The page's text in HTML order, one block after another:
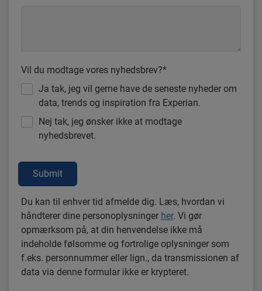
Vil du modtage vores nyhedsbrev?*
Ja tak, jeg vil gerne have de seneste nyheder om
data, trends og inspiration fra Experian.
Nej tak, jeg ønsker ikke at modtage
nyhedsbrevet.
Submit
Du kan til enhver tid afmelde dig. Læs, hvordan vi
håndterer dine personoplysninger her. Vi gør
opmærksom på, at din henvendelse ikke må
indeholde følsomme og fortrolige oplysninger som
f.eks. personnummer eller lign., da transmissionen af
data via denne formular ikke er krypteret.